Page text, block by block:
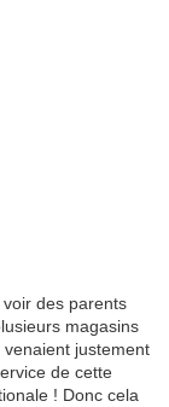
des parents
magasins
justement
de cette
! Donc cela